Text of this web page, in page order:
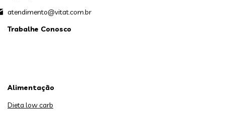
atendimento@vitat.com.br
Trabalhe Conosco
Alimentação
Dieta low carb